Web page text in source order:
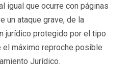
igual que ocurre con páginas
un ataque grave, de la
jurídico protegido por el tipo
el máximo reproche posible
Jurídico.